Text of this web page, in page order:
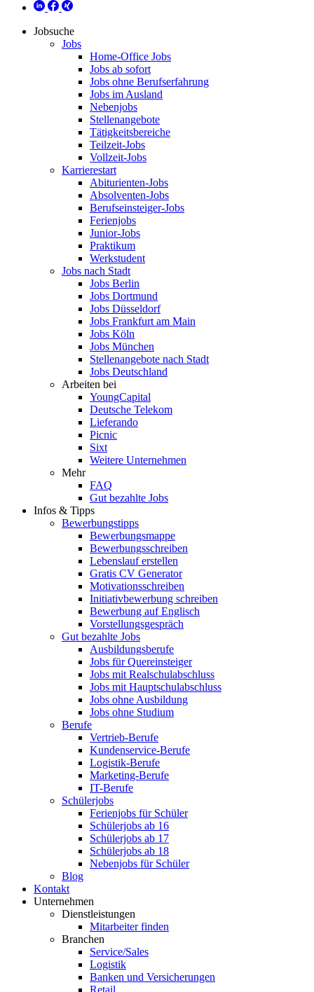
Jobsuche
Jobs
Home-Office Jobs
Jobs ab sofort
Jobs ohne Berufserfahrung
Jobs im Ausland
Nebenjobs
Stellenangebote
Tätigkeitsbereiche
Teilzeit-Jobs
Vollzeit-Jobs
Karrierestart
Abiturienten-Jobs
Absolventen-Jobs
Berufseinsteiger-Jobs
Ferienjobs
Junior-Jobs
Praktikum
Werkstudent
Jobs nach Stadt
Jobs Berlin
Jobs Dortmund
Jobs Düsseldorf
Jobs Frankfurt am Main
Jobs Köln
Jobs München
Stellenangebote nach Stadt
Jobs Deutschland
Arbeiten bei
YoungCapital
Deutsche Telekom
Lieferando
Picnic
Sixt
Weitere Unternehmen
Mehr
FAQ
Gut bezahlte Jobs
Infos & Tipps
Bewerbungstipps
Bewerbungsmappe
Bewerbungsschreiben
Lebenslauf erstellen
Gratis CV Generator
Motivationsschreiben
Initiativbewerbung schreiben
Bewerbung auf Englisch
Vorstellungsgespräch
Gut bezahlte Jobs
Ausbildungsberufe
Jobs für Quereinsteiger
Jobs mit Realschulabschluss
Jobs mit Hauptschulabschluss
Jobs ohne Ausbildung
Jobs ohne Studium
Berufe
Vertrieb-Berufe
Kundenservice-Berufe
Logistik-Berufe
Marketing-Berufe
IT-Berufe
Schülerjobs
Ferienjobs für Schüler
Schülerjobs ab 16
Schülerjobs ab 17
Schülerjobs ab 18
Nebenjobs für Schüler
Blog
Kontakt
Unternehmen
Dienstleistungen
Mitarbeiter finden
Branchen
Service/Sales
Logistik
Banken und Versicherungen
Retail